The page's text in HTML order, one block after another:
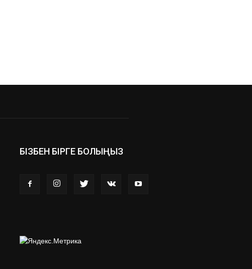
БІЗБЕН БІРГЕ БОЛЫҢЫЗ